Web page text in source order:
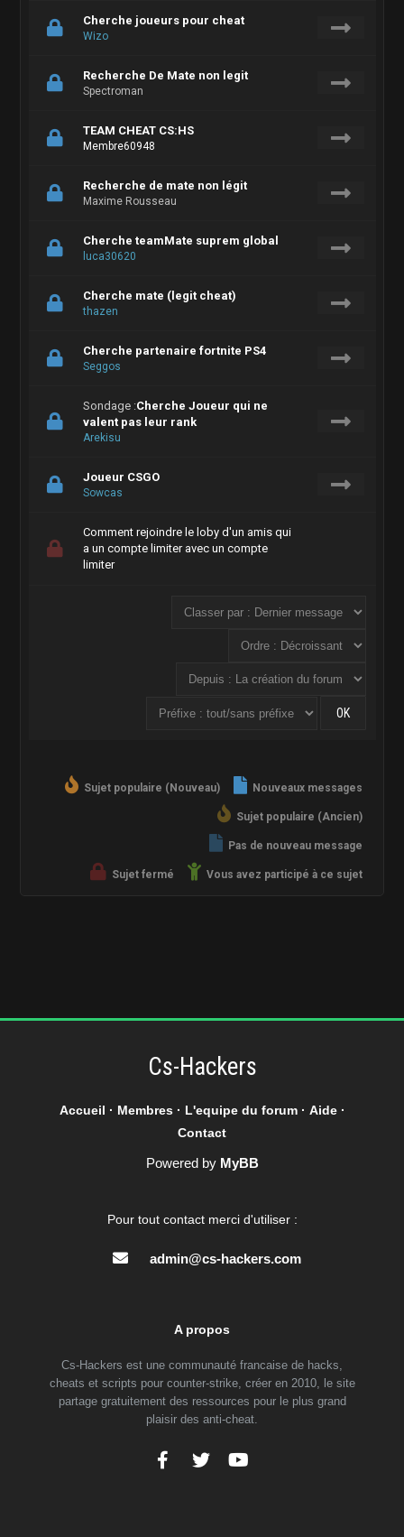
Cherche joueurs pour cheat
Wizo
Recherche De Mate non legit
Spectroman
TEAM CHEAT CS:HS
Membre60948
Recherche de mate non légit
Maxime Rousseau
Cherche teamMate suprem global
luca30620
Cherche mate (legit cheat)
thazen
Cherche partenaire fortnite PS4
Seggos
Sondage :Cherche Joueur qui ne
valent pas leur rank
Arekisu
Joueur CSGO
Sowcas
Comment rejoindre le loby d'un amis qui
a un compte limiter avec un compte
limiter
Nouveaux messages
Sujet populaire (Nouveau)
Sujet populaire (Ancien)
Pas de nouveau message
Vous avez participé à ce sujet
Sujet fermé
Cs-Hackers
Accueil · Membres· L'equipe du forum· Aide·
Contact
Powered by MyBB
Pour tout contact merci d'utiliser :
admin@cs-hackers.com
A propos
Cs-Hackers est une communauté francaise de hacks,
cheats et scripts pour counter-strike, créer en 2010, le site
partage gratuitement des ressources pour le plus grand
plaisir des anti-cheat.